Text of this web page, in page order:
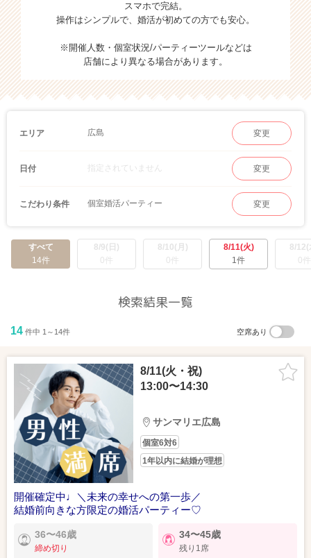
スマホで完結。
操作はシンプルで、婚活が初めての方でも安心。
※開催人数・個室状況/パーティーツールなどは
店舗により異なる場合があります。
エリア 広島 変更
日付 指定されていません 変更
こだわり条件 個室婚活パーティー 変更
すべて
14件
8/9(日)
0件
8/10(月)
0件
8/11(火)
1件
8/12(
0件
検索結果一覧
14 件中 1～14件 空席あり
8/11(火・祝)
13:00〜14:30
サンマリエ広島
個室6対6
1年以内に結婚が理想
開催確定中♩＼未来の幸せへの第一歩／
結婚前向きな方限定の婚活パーティー♡
36〜46歳
締め切り
34〜45歳
残り1席